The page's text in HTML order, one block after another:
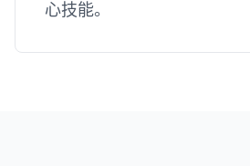
心技能。